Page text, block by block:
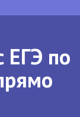
ЕГЭ по